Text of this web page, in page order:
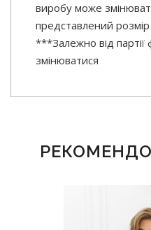
виробу може
представлений
***Залежно від партії
змінюватися